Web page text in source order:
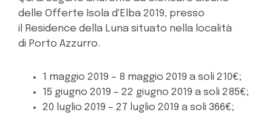
delle Offerte Isola d'Elba 2019, presso
il Residence della Luna situato nella località
di Porto Azzurro.
1 maggio 2019 – 8 maggio 2019 a soli 210€;
15 giugno 2019 – 22 giugno 2019 a soli 285€;
20 luglio 2019 – 27 luglio 2019 a soli 366€;